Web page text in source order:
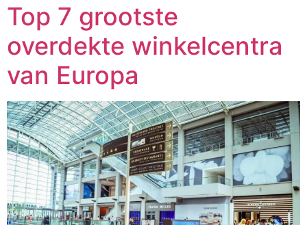
Top 7 grootste
overdekte winkelcentra
van Europa